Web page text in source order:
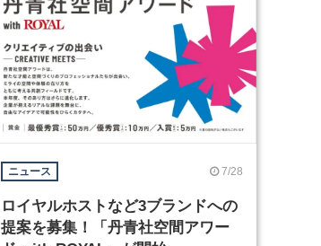
ニュース 7/28
ロイヤルホストなど3ブランドへの
提案を募集！「丹青社空間アワー